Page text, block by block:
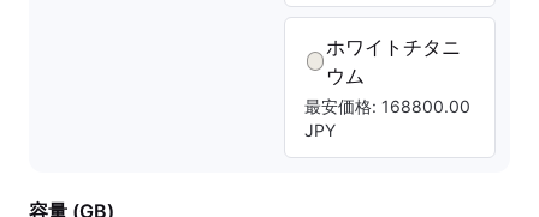
ホワイトチタニ
ウム
最安価格: 168800.00
JPY
容量 (GB)